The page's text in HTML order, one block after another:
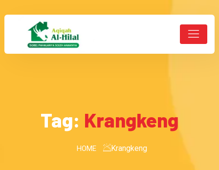
Tag: Krangkeng
HOME Krangkeng